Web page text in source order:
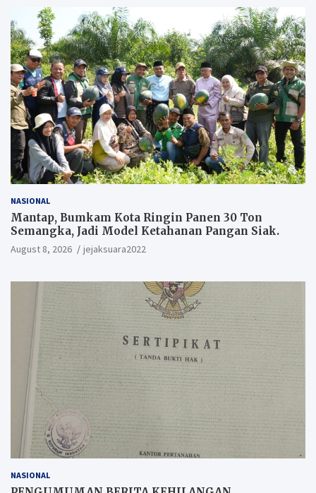
NASIONAL
Mantap, Bumkam Kota Ringin Panen 30 Ton
Semangka, Jadi Model Ketahanan Pangan Siak.
August 8, 2026 jejaksuara2022
NASIONAL